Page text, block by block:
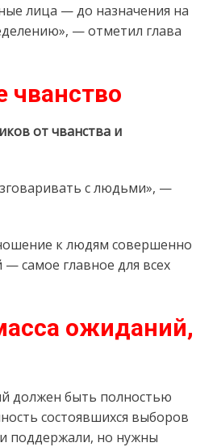
лица — до назначения на
— отметил глава
чванство
от чванства и
с людьми», —
к людям совершенно
самое главное для всех
ожиданий,
должен быть полностью
состоявшихся выборов
поддержали, но нужны